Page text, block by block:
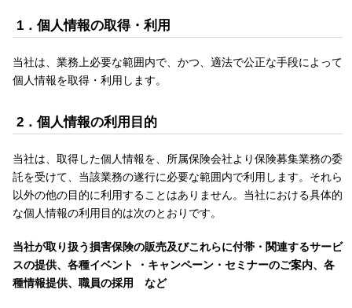
1．個人情報の取得・利用
当社は、業務上必要な範囲内で、かつ、適法で公正な手段によって
個人情報を取得・利用します。
2．個人情報の利用目的
当社は、取得した個人情報を、所属保険会社より保険募集業務の委
託を受けて、当該業務の遂行に必要な範囲内で利用します。それら
以外の他の目的に利用することはありません。当社における具体的
な個人情報の利用目的は次のとおりです。
当社が取り扱う損害保険の販売及びこれらに付帯・関連するサービ
スの提供、各種イベント ・キャンペーン・セミナーのご案内、各
種情報提供、職員の採用 など